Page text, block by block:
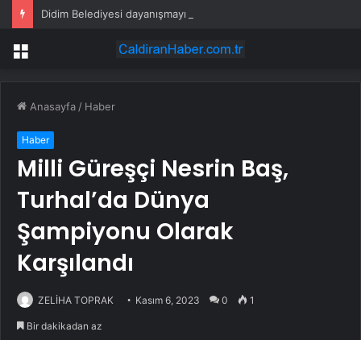
Didim Belediyesi dayanışmayı büyütüyor
Menü
Anasayfa / Haber
Haber
Milli Güreşçi Nesrin Baş,
Turhal’da Dünya
Şampiyonu Olarak
Karşılandı
ZELİHA TOPRAK Kasım 6, 2023 0 1
Bir dakikadan az